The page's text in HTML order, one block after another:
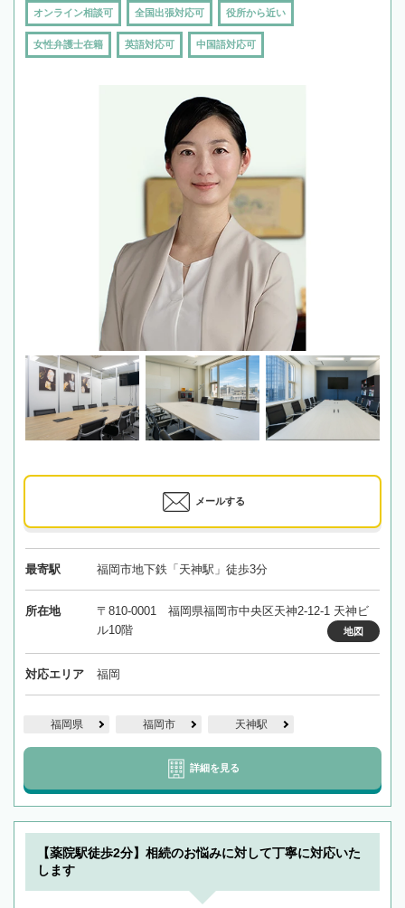
オンライン相談可 全国出張対応可 役所から近い
女性弁護士在籍 英語対応可 中国語対応可
メールする
最寄駅 福岡市地下鉄「天神駅」徒歩3分
所在地
〒810-0001 福岡県福岡市中央区天神2-12-1 天神ビ
ル10階
地図
対応エリア 福岡
福岡県 福岡市 天神駅
詳細を見る
【薬院駅徒歩2分】相続のお悩みに対して丁寧に対応いた
します